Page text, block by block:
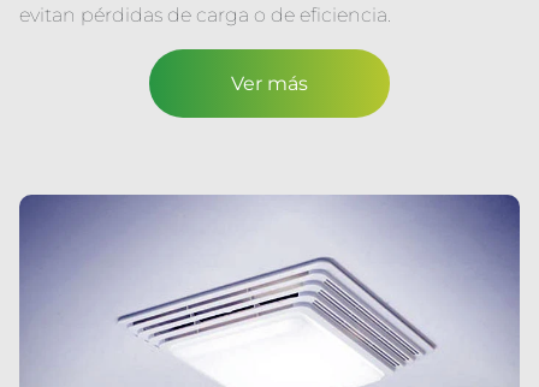
evitan pérdidas de carga o de eficiencia.
Ver más